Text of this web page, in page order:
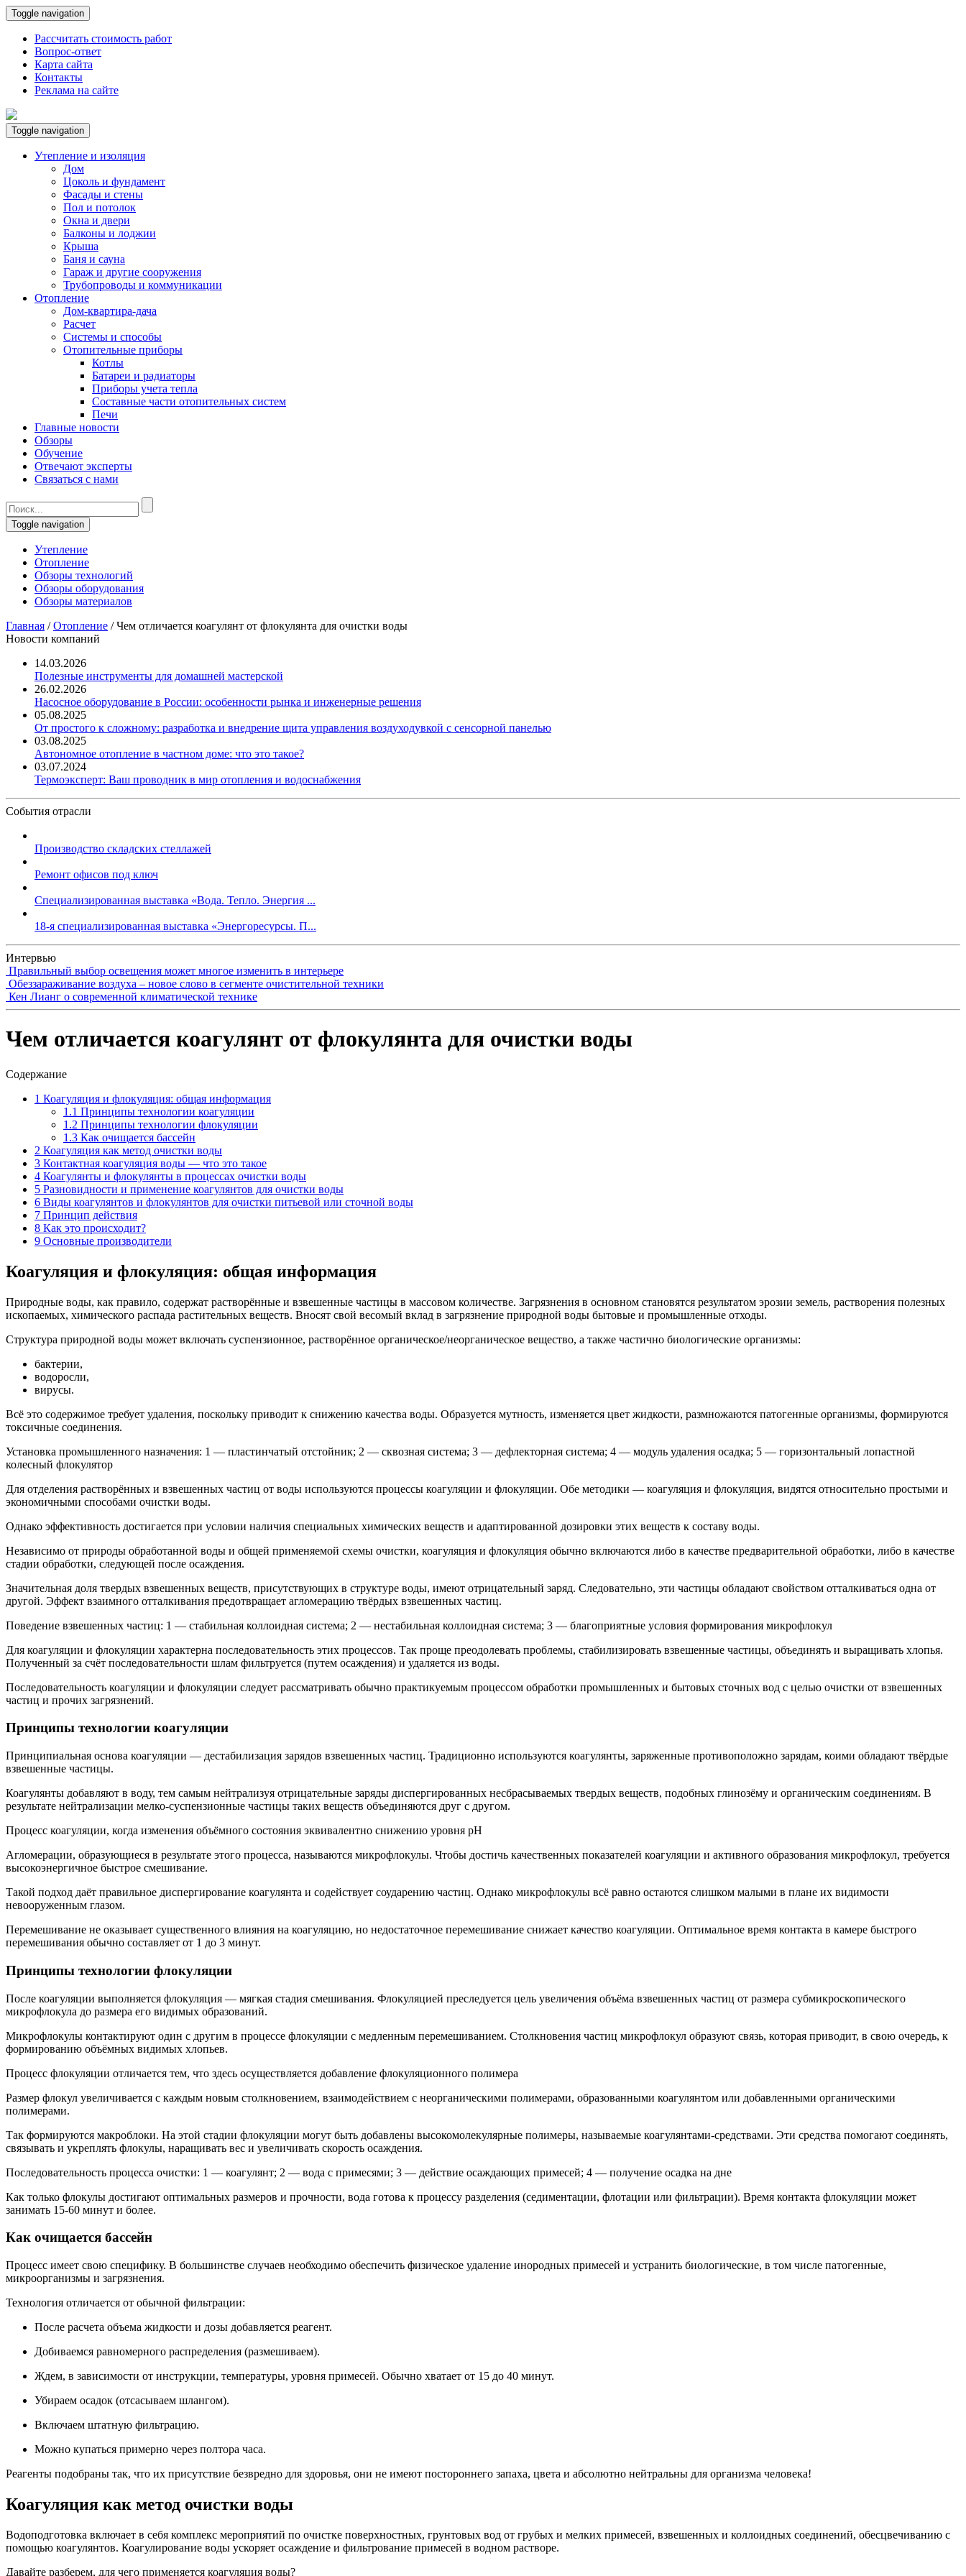
Toggle navigation
Рассчитать стоимость работ
Вопрос-ответ
Карта сайта
Контакты
Реклама на сайте
Toggle navigation
Утепление и изоляция
Дом
Цоколь и фундамент
Фасады и стены
Пол и потолок
Окна и двери
Балконы и лоджии
Крыша
Баня и сауна
Гараж и другие сооружения
Трубопроводы и коммуникации
Отопление
Дом-квартира-дача
Расчет
Системы и способы
Отопительные приборы
Котлы
Батареи и радиаторы
Приборы учета тепла
Составные части отопительных систем
Печи
Главные новости
Обзоры
Обучение
Отвечают эксперты
Связаться с нами
Toggle navigation
Утепление
Отопление
Обзоры технологий
Обзоры оборудования
Обзоры материалов
Главная /Отопление /Чем отличается коагулянт от флокулянта для очистки воды
Новости компаний
14.03.2026
Полезные инструменты для домашней мастерской
26.02.2026
Насосное оборудование в России: особенности рынка и инженерные решения
05.08.2025
От простого к сложному: разработка и внедрение щита управления воздуходувкой с сенсорной панелью
03.08.2025
Автономное отопление в частном доме: что это такое?
03.07.2024
Термоэксперт: Ваш проводник в мир отопления и водоснабжения
События отрасли
Производство складских стеллажей
Ремонт офисов под ключ
Специализированная выставка «Вода. Тепло. Энергия ...
18-я специализированная выставка «Энергоресурсы. П...
Интервью
Правильный выбор освещения может многое изменить в интерьере
Обеззараживание воздуха – новое слово в сегменте очистительной техники
Кен Лианг о современной климатической технике
Чем отличается коагулянт от флокулянта для очистки воды
Содержание
1 Коагуляция и флокуляция: общая информация
1.1 Принципы технологии коагуляции
1.2 Принципы технологии флокуляции
1.3 Как очищается бассейн
2 Коагуляция как метод очистки воды
3 Контактная коагуляция воды — что это такое
4 Коагулянты и флокулянты в процессах очистки воды
5 Разновидности и применение коагулянтов для очистки воды
6 Виды коагулянтов и флокулянтов для очистки питьевой или сточной воды
7 Принцип действия
8 Как это происходит?
9 Основные производители
Коагуляция и флокуляция: общая информация
Природные воды, как правило, содержат растворённые и взвешенные частицы в массовом количестве. Загрязнения в основном становятся результатом эрозии земель, растворения полезных
ископаемых, химического распада растительных веществ. Вносят свой весомый вклад в загрязнение природной воды бытовые и промышленные отходы.
Структура природной воды может включать суспензионное, растворённое органическое/неорганическое вещество, а также частично биологические организмы:
бактерии,
водоросли,
вирусы.
Всё это содержимое требует удаления, поскольку приводит к снижению качества воды. Образуется мутность, изменяется цвет жидкости, размножаются патогенные организмы, формируются
токсичные соединения.
Установка промышленного назначения: 1 — пластинчатый отстойник; 2 — сквозная система; 3 — дефлекторная система; 4 — модуль удаления осадка; 5 — горизонтальный лопастной
колесный флокулятор
Для отделения растворённых и взвешенных частиц от воды используются процессы коагуляции и флокуляции. Обе методики — коагуляция и флокуляция, видятся относительно простыми и
экономичными способами очистки воды.
Однако эффективность достигается при условии наличия специальных химических веществ и адаптированной дозировки этих веществ к составу воды.
Независимо от природы обработанной воды и общей применяемой схемы очистки, коагуляция и флокуляция обычно включаются либо в качестве предварительной обработки, либо в качестве
стадии обработки, следующей после осаждения.
Значительная доля твердых взвешенных веществ, присутствующих в структуре воды, имеют отрицательный заряд. Следовательно, эти частицы обладают свойством отталкиваться одна от
другой. Эффект взаимного отталкивания предотвращает агломерацию твёрдых взвешенных частиц.
Поведение взвешенных частиц: 1 — стабильная коллоидная система; 2 — нестабильная коллоидная система; 3 — благоприятные условия формирования микрофлокул
Для коагуляции и флокуляции характерна последовательность этих процессов. Так проще преодолевать проблемы, стабилизировать взвешенные частицы, объединять и выращивать хлопья.
Полученный за счёт последовательности шлам фильтруется (путем осаждения) и удаляется из воды.
Последовательность коагуляции и флокуляции следует рассматривать обычно практикуемым процессом обработки промышленных и бытовых сточных вод с целью очистки от взвешенных
частиц и прочих загрязнений.
Принципы технологии коагуляции
Принципиальная основа коагуляции — дестабилизация зарядов взвешенных частиц. Традиционно используются коагулянты, заряженные противоположно зарядам, коими обладают твёрдые
взвешенные частицы.
Коагулянты добавляют в воду, тем самым нейтрализуя отрицательные заряды диспергированных несбрасываемых твердых веществ, подобных глинозёму и органическим соединениям. В
результате нейтрализации мелко-суспензионные частицы таких веществ объединяются друг с другом.
Процесс коагуляции, когда изменения объёмного состояния эквивалентно снижению уровня pH
Агломерации, образующиеся в результате этого процесса, называются микрофлокулы. Чтобы достичь качественных показателей коагуляции и активного образования микрофлокул, требуется
высокоэнергичное быстрое смешивание.
Такой подход даёт правильное диспергирование коагулянта и содействует соударению частиц. Однако микрофлокулы всё равно остаются слишком малыми в плане их видимости
невооруженным глазом.
Перемешивание не оказывает существенного влияния на коагуляцию, но недостаточное перемешивание снижает качество коагуляции. Оптимальное время контакта в камере быстрого
перемешивания обычно составляет от 1 до 3 минут.
Принципы технологии флокуляции
После коагуляции выполняется флокуляция — мягкая стадия смешивания. Флокуляцией преследуется цель увеличения объёма взвешенных частиц от размера субмикроскопического
микрофлокула до размера его видимых образований.
Микрофлокулы контактируют один с другим в процессе флокуляции с медленным перемешиванием. Столкновения частиц микрофлокул образуют связь, которая приводит, в свою очередь, к
формированию объёмных видимых хлопьев.
Процесс флокуляции отличается тем, что здесь осуществляется добавление флокуляционного полимера
Размер флокул увеличивается с каждым новым столкновением, взаимодействием с неорганическими полимерами, образованными коагулянтом или добавленными органическими
полимерами.
Так формируются макроблоки. На этой стадии флокуляции могут быть добавлены высокомолекулярные полимеры, называемые коагулянтами-средствами. Эти средства помогают соединять,
связывать и укреплять флокулы, наращивать вес и увеличивать скорость осаждения.
Последовательность процесса очистки: 1 — коагулянт; 2 — вода с примесями; 3 — действие осаждающих примесей; 4 — получение осадка на дне
Как только флокулы достигают оптимальных размеров и прочности, вода готова к процессу разделения (седиментации, флотации или фильтрации). Время контакта флокуляции может
занимать 15-60 минут и более.
Как очищается бассейн
Процесс имеет свою специфику. В большинстве случаев необходимо обеспечить физическое удаление инородных примесей и устранить биологические, в том числе патогенные,
микроорганизмы и загрязнения.
Технология отличается от обычной фильтрации:
После расчета объема жидкости и дозы добавляется реагент.
Добиваемся равномерного распределения (размешиваем).
Ждем, в зависимости от инструкции, температуры, уровня примесей. Обычно хватает от 15 до 40 минут.
Убираем осадок (отсасываем шлангом).
Включаем штатную фильтрацию.
Можно купаться примерно через полтора часа.
Реагенты подобраны так, что их присутствие безвредно для здоровья, они не имеют постороннего запаха, цвета и абсолютно нейтральны для организма человека!
Коагуляция как метод очистки воды
Водоподготовка включает в себя комплекс мероприятий по очистке поверхностных, грунтовых вод от грубых и мелких примесей, взвешенных и коллоидных соединений, обесцвечиванию с
помощью коагулянтов. Коагулирование воды ускоряет осаждение и фильтрование примесей в водном растворе.
Давайте разберем, для чего применяется коагуляция воды?